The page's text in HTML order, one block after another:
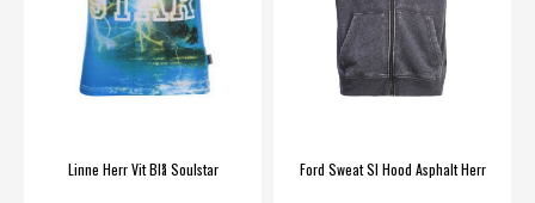
Linne Herr Vit Blå Soulstar Ford Sweat Sl Hood Asphalt Herr